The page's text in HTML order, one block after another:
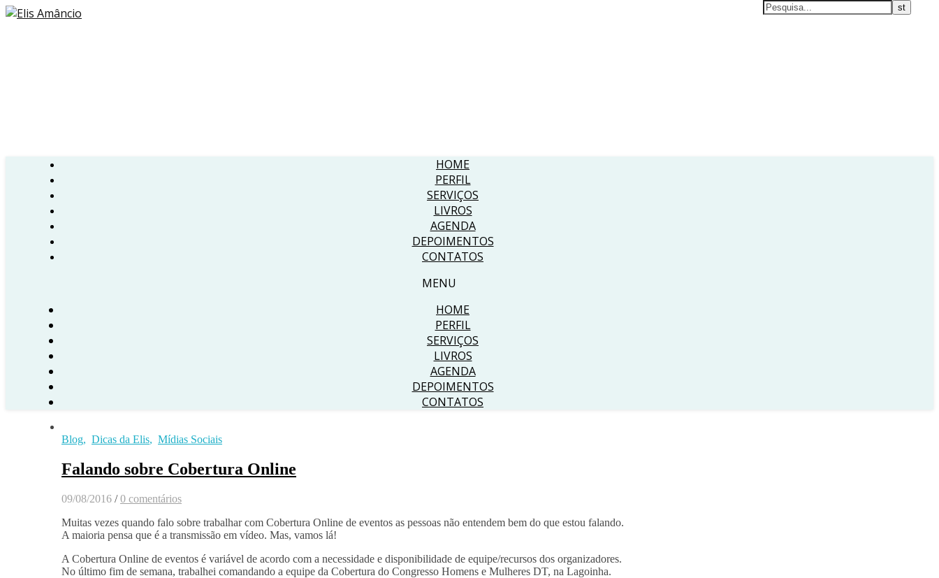
HOME
PERFIL
SERVIÇOS
LIVROS
AGENDA
DEPOIMENTOS
CONTATOS
MENU
HOME
PERFIL
SERVIÇOS
LIVROS
AGENDA
DEPOIMENTOS
CONTATOS
Blog, Dicas da Elis, Mídias Sociais
Falando sobre Cobertura Online
09/08/2016 / 0 comentários
Muitas vezes quando falo sobre trabalhar com Cobertura Online de eventos as pessoas não entendem bem do que estou falando.
A maioria pensa que é a transmissão em vídeo. Mas, vamos lá!
A Cobertura Online de eventos é variável de acordo com a necessidade e disponibilidade de equipe/recursos dos organizadores.
No último fim de semana, trabalhei comandando a equipe da Cobertura do Congresso Homens e Mulheres DT, na Lagoinha.